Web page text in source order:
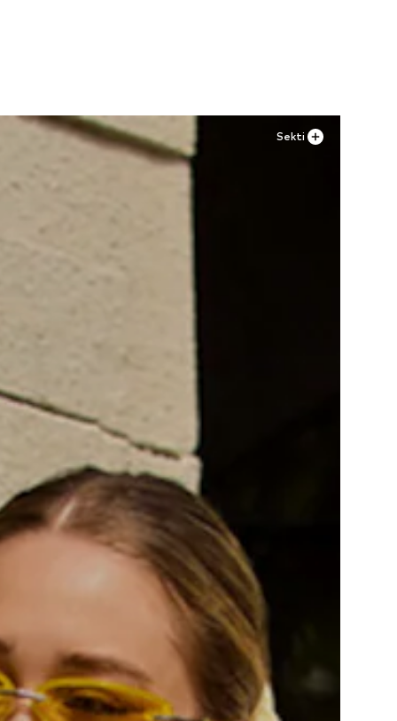
Sekti